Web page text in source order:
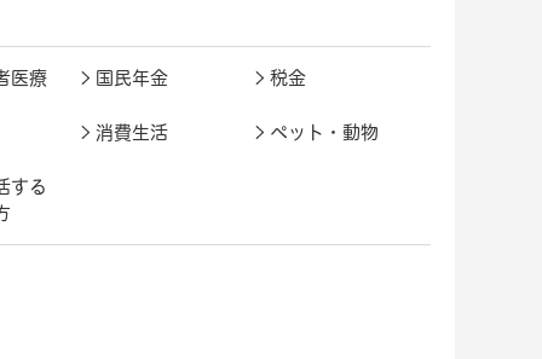
医療 国民年金 税金
消費生活 ペット・動物
する